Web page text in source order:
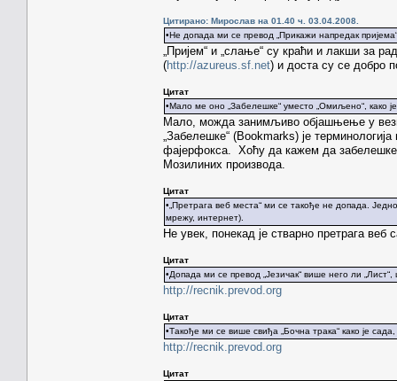
Цитирано: Мирослав на 01.40 ч. 03.04.2008.
•Не допада ми се превод „Прикажи напредак
„Пријем“ и „слање“ су краћи и лакши за
(http://azureus.sf.net) и доста су се добро
Цитат
•Мало ме оно „Забелешке“ уместо „Омиљено“, како
Мало, можда занимљиво објашњење у вези
„Забелешке“ (Bookmarks) је
фајерфокса. Хоћу да кажем да забелешке
Мозилиних производа.
Цитат
•„Претрага веб места“ ми се такође не допада.
мрежу, интернет).
Не увек, понекад је стварно претрага веб
Цитат
•Допада ми се превод „Језичак“ више него ли „Лист“,
http://recnik.prevod.org
Цитат
•Такође ми се више свиђа „Бочна трака“ како је сада,
http://recnik.prevod.org
Цитат